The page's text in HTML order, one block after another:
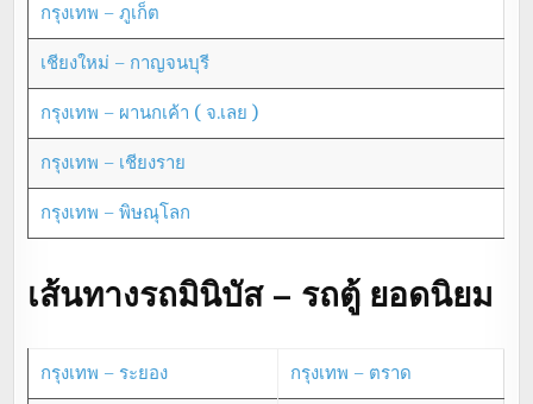
กรุงเทพ – ภูเก็ต
เชียงใหม่ – กาญจนบุรี
กรุงเทพ – ผานกเค้า ( จ.เลย )
กรุงเทพ – เชียงราย
กรุงเทพ – พิษณุโลก
เส้นทางรถมินิบัส – รถตู้ ยอดนิยม
กรุงเทพ – ระยอง กรุงเทพ – ตราด